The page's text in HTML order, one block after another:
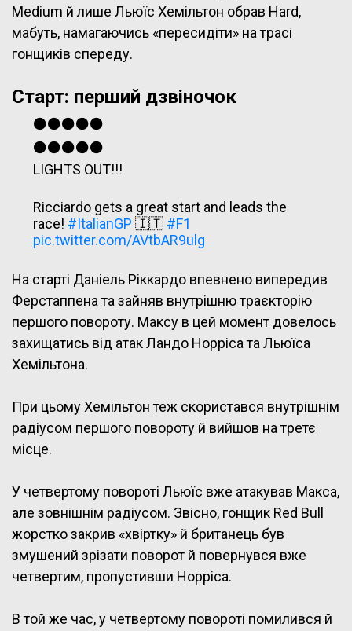
Medium й лише Льюїс Хемільтон обрав Hard,
мабуть, намагаючись «пересидіти» на трасі
гонщиків спереду.
Старт: перший дзвіночок
⚫️⚫️⚫️⚫️⚫️
⚫️⚫️⚫️⚫️⚫️
LIGHTS OUT!!!
Ricciardo gets a great start and leads the
race! #ItalianGP 🇮🇹 #F1
pic.twitter.com/AVtbAR9ulg
— Formula 1 (@F1)September 12, 2021
На старті Даніель Ріккардо впевнено випередив
Ферстаппена та зайняв внутрішню траєкторію
першого повороту. Максу в цей момент довелось
захищатись від атак Ландо Норріса та Льюїса
Хемільтона.
При цьому Хемільтон теж скористався внутрішнім
радіусом першого повороту й вийшов на третє
місце.
У четвертому повороті Льюїс вже атакував Макса,
але зовнішнім радіусом. Звісно, гонщик Red Bull
жорстко закрив «хвіртку» й британець був
змушений зрізати поворот й повернувся вже
четвертим, пропустивши Норріса.
В той же час, у четвертому повороті помилився й